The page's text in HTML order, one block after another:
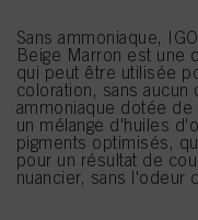
Sans ammoniaque,
Beige Marron est une
qui peut être utilisée
coloration, sans aucun
ammoniaque dotée
un mélange d'huiles
pigments optimisés,
pour un résultat de
nuancier, sans l'odeur